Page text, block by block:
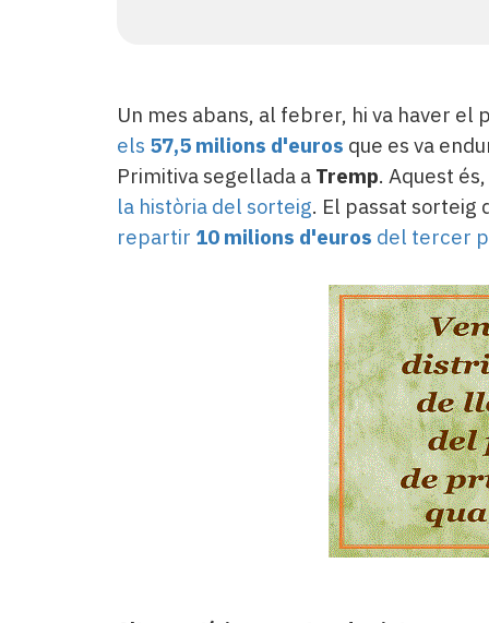
Un mes abans, al febrer, hi va haver
els 57,5 milions d'euros que es va
Primitiva segellada a Tremp. Aquest
la història del sorteig. El passat sorteig
repartir 10 milions d'euros del tercer